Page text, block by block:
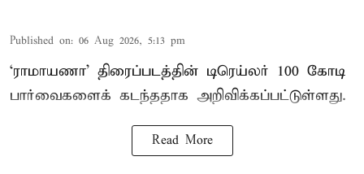
Published on: 06 Aug 2026, 5:13 pm
‘ராமாயணா’ திரைப்படத்தின் டிரெய்லர் 100 கோடி
பார்வைகளைக் கடந்ததாக அறிவிக்கப்பட்டுள்ளது.
Read More